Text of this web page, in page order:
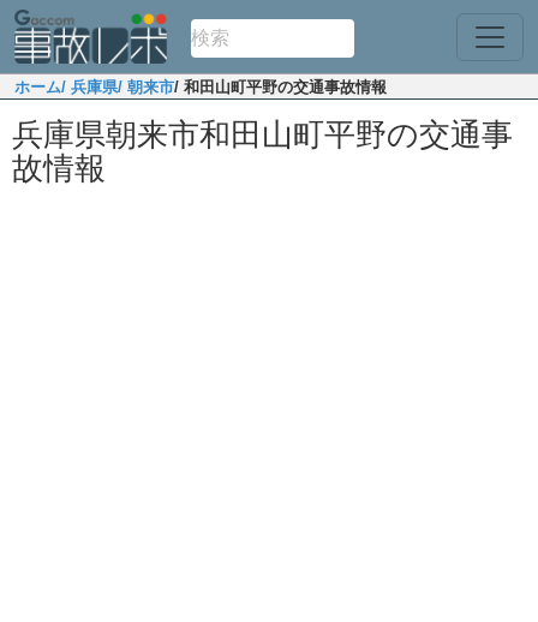
ホーム/ 兵庫県/ 朝来市/ 和田山町平野の交通事故情報
兵庫県朝来市和田山町平野の交通事
故情報